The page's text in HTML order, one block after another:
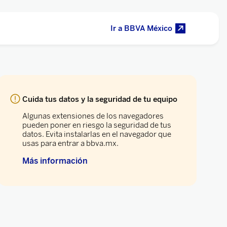
Ir a BBVA México
Cuida tus datos y la seguridad de tu equipo
Algunas extensiones de los navegadores
pueden poner en riesgo la seguridad de tus
datos. Evita instalarlas en el navegador que
usas para entrar a bbva.mx.
Más información